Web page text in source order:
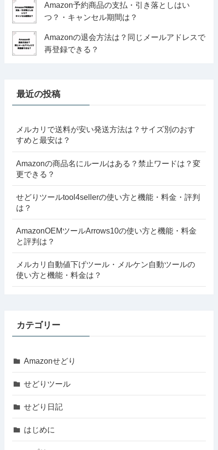
Amazon予約商品の支払・引き落としはい
つ？・キャンセル期間は？
Amazonの退会方法は？同じメールアドレスで
再登録できる？
最近の投稿
メルカリで送料が安い発送方法は？サイズ別のおす
すめと最安は？
Amazonの商品名にルールはある？禁止ワードは？変
更できる？
せどりツールtool4sellerの使い方と機能・料金・評判
は？
AmazonOEMツールArrows10の使い方と機能・料金
と評判は？
メルカリ自動値下げツール・メルケン自動ツールの
使い方と機能・料金は？
カテゴリー
Amazonせどり
せどりツール
せどり日記
はじめに